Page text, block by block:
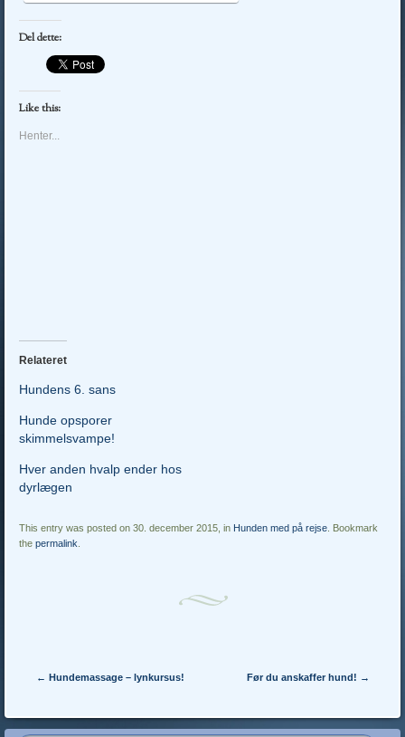
Del dette:
Like this:
Henter...
Relateret
Hundens 6. sans
Hunde opsporer
skimmelsvampe!
Hver anden hvalp ender hos
dyrlægen
This entry was posted on 30. december 2015, in Hunden med på rejse. Bookmark
thepermalink.
Post navigation
← Hundemassage – lynkursus! Før du anskaffer hund! →